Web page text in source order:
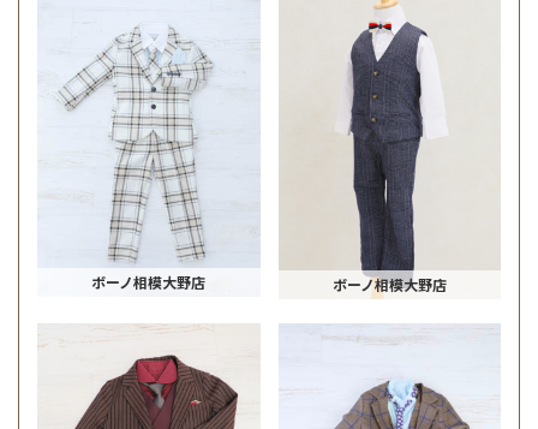
ボーノ相模大野店 ボーノ相模大野店